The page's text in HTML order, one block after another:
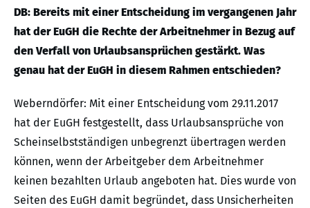
DB: Bereits mit einer Entscheidung im vergangenen Jahr
hat der EuGH die Rechte der Arbeitnehmer in Bezug auf
den Verfall von Urlaubsansprüchen gestärkt. Was
genau hat der EuGH in diesem Rahmen entschieden?
Weberndörfer: Mit einer Entscheidung vom 29.11.2017
hat der EuGH festgestellt, dass Urlaubsansprüche von
Scheinselbstständigen unbegrenzt übertragen werden
können, wenn der Arbeitgeber dem Arbeitnehmer
keinen bezahlten Urlaub angeboten hat. Dies wurde von
Seiten des EuGH damit begründet, dass Unsicherheiten